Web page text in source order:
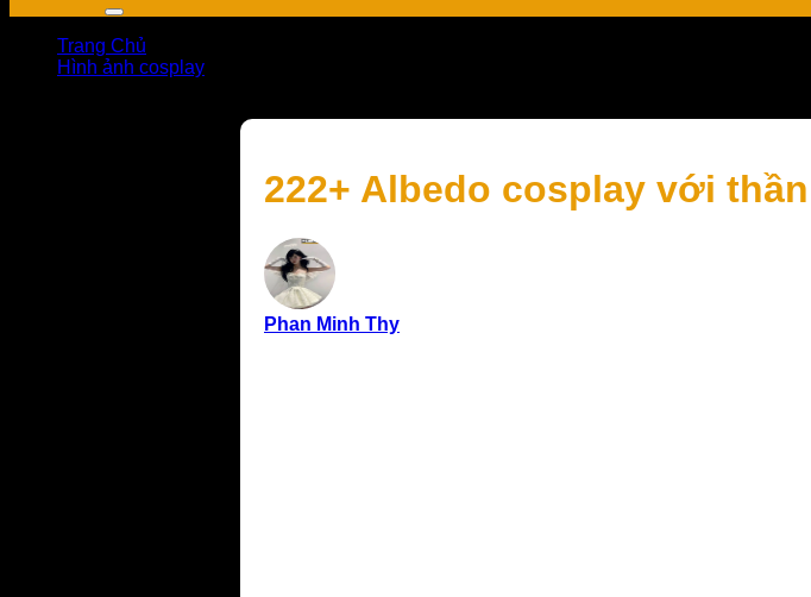
Trang Chủ
Hình ảnh cosplay
222+ Albedo cosplay với
Phan Minh Thy